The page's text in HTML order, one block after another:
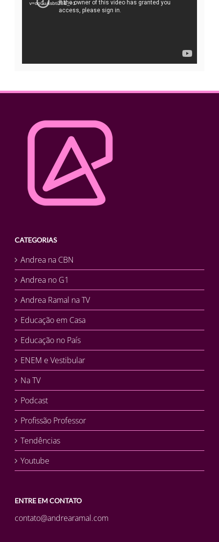
v=oo0uAsbti28&_=1
CATEGORIAS
Andrea na CBN
Andrea no G1
Andrea Ramal na TV
Educação em Casa
Educação no País
ENEM e Vestibular
Na TV
Podcast
Profissão Professor
Tendências
Youtube
ENTRE EM CONTATO
contato@andrearamal.com